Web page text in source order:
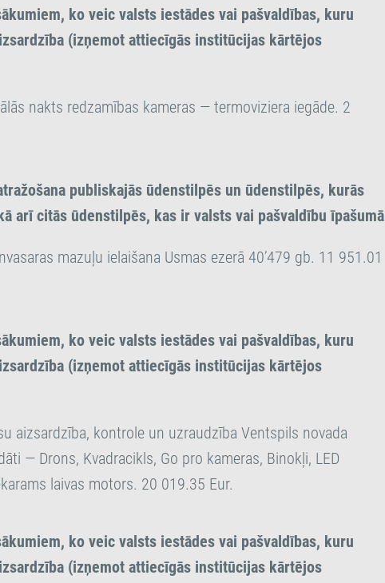
ko veic valsts iestādes vai pašvaldības, kuru
(izņemot attiecīgās institūcijas kārtējos
nakts redzamības kameras — termoviziera iegāde. 2
publiskajās ūdenstilpēs un ūdenstilpēs, kurās
arī citās ūdenstilpēs, kas ir valsts vai pašvaldību īpašumā
mazuļu ielaišana Usmas ezerā 40’479 gb. 11 951.01
ko veic valsts iestādes vai pašvaldības, kuru
(izņemot attiecīgās institūcijas kārtējos
aizsardzība, kontrole un uzraudzība Ventspils novada
— Drons, Kvadracikls, Go pro kameras, Binokļi, LED
laivas motors. 20 019.35 Eur.
ko veic valsts iestādes vai pašvaldības, kuru
(izņemot attiecīgās institūcijas kārtējos